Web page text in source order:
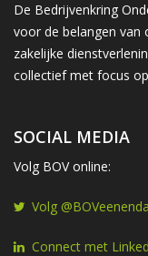
De Bedrijvenkring
voor de belangen van
zakelijke
collectief met focus
SOCIAL MEDIA
Volg BOV online:
Volg
Connect met